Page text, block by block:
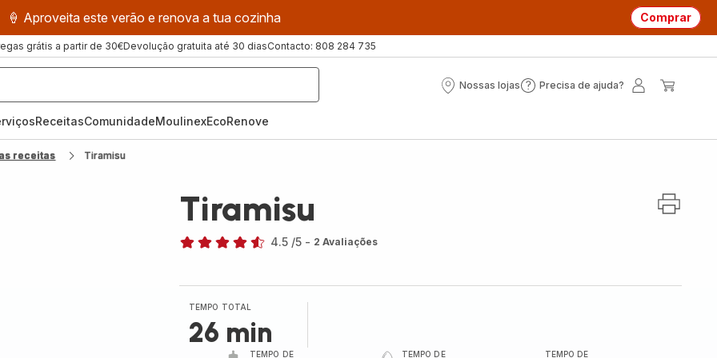
🍦 Aproveita este verão e renova a tua cozinha Comprar
grátis a partir de 30€Devolução gratuita até 30 diasContacto: 808 284 735
Nossas lojas
Nossas
Precisa de ajuda?
Precisa
ReceitasComunidadeMoulinexEcoRenove
receitas Tiramisu
Tiramisu
4.5 /5 - 2 Avaliações
TEMPO TOTAL
26 min
TEMPO DE
TEMPO DE
TEMPO DE